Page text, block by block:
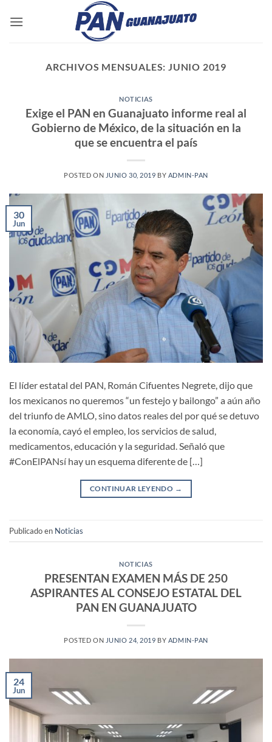
ARCHIVOS MENSUALES: JUNIO 2019
NOTICIAS
Exige el PAN en Guanajuato informe real al
Gobierno de México, de la situación en la
que se encuentra el país
POSTED ON JUNIO 30, 2019 BY ADMIN-PAN
30
Jun
El líder estatal del PAN, Román Cifuentes Negrete, dijo que
los mexicanos no queremos “un festejo y bailongo” a aún año
del triunfo de AMLO, sino datos reales del por qué se detuvo
la economía, cayó el empleo, los servicios de salud,
medicamentos, educación y la seguridad. Señaló que
#ConElPANsí hay un esquema diferente de […]
CONTINUAR LEYENDO →
Publicado en Noticias
NOTICIAS
PRESENTAN EXAMEN MÁS DE 250
ASPIRANTES AL CONSEJO ESTATAL DEL
PAN EN GUANAJUATO
POSTED ON JUNIO 24, 2019 BY ADMIN-PAN
24
Jun